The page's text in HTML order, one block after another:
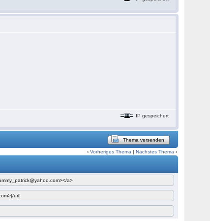
IP gespeichert
Thema versenden
‹Vorheriges Thema |Nächstes Thema ›